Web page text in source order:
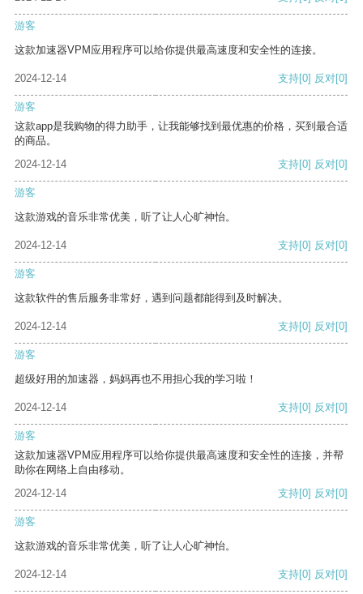
游客
这款加速器VPM应用程序可以给你提供最高速度和安全性的连接。
2024-12-14 支持[0] 反对[0]
游客
这款app是我购物的得力助手，让我能够找到最优惠的价格，买到最合适
的商品。
2024-12-14
支持[0] 反对[0]
游客
这款游戏的音乐非常优美，听了让人心旷神怡。
2024-12-14 支持[0] 反对[0]
游客
这款软件的售后服务非常好，遇到问题都能得到及时解决。
2024-12-14 支持[0] 反对[0]
游客
超级好用的加速器，妈妈再也不用担心我的学习啦！
2024-12-14 支持[0] 反对[0]
游客
这款加速器VPM应用程序可以给你提供最高速度和安全性的连接，并帮
助你在网络上自由移动。
2024-12-14
支持[0] 反对[0]
游客
这款游戏的音乐非常优美，听了让人心旷神怡。
2024-12-14 支持[0] 反对[0]